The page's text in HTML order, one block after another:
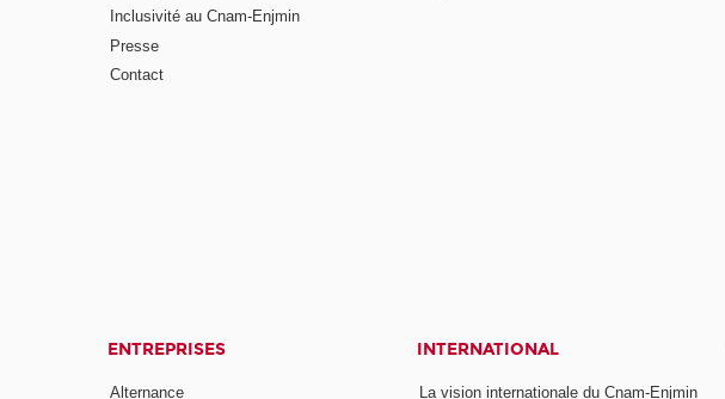
Inclusivité au Cnam-Enjmin
Presse
Contact
ENTREPRISES
Alternance
INTERNATIONAL
La vision internationale du Cnam-Enjmin